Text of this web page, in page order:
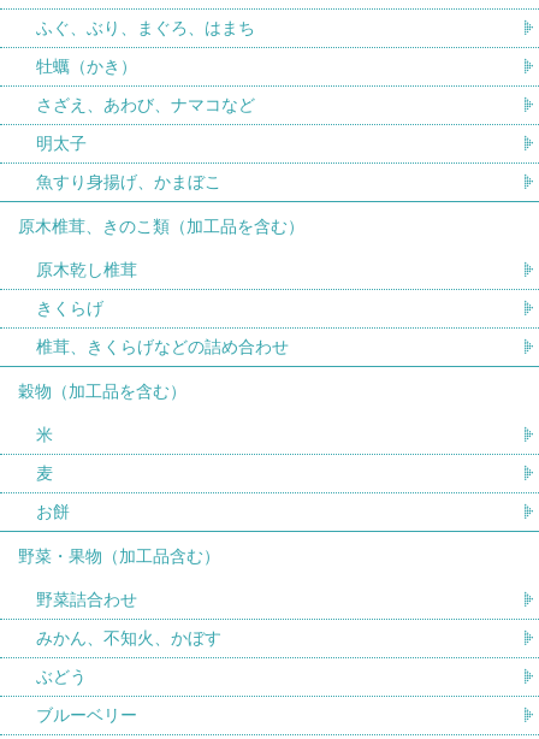
ふぐ、ぶり、まぐろ、はまち
牡蠣（かき）
さざえ、あわび、ナマコなど
明太子
魚すり身揚げ、かまぼこ
原木椎茸、きのこ類（加工品を含む）
原木乾し椎茸
きくらげ
椎茸、きくらげなどの詰め合わせ
穀物（加工品を含む）
米
麦
お餅
野菜・果物（加工品含む）
野菜詰合わせ
みかん、不知火、かぼす
ぶどう
ブルーベリー